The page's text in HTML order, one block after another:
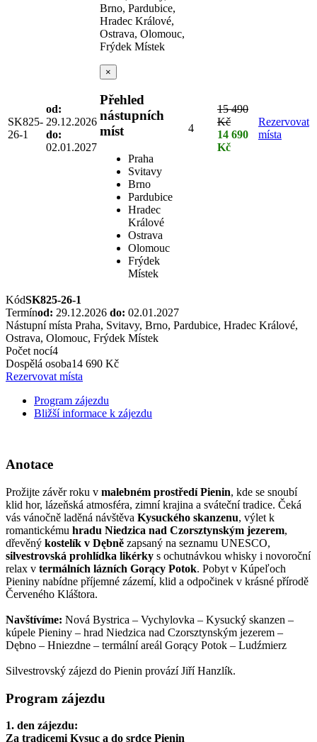
SK825-
26-1
od:
29.12.2026
do:
02.01.2027
Brno, Pardubice,
Hradec Králové,
Ostrava, Olomouc,
Frýdek Místek
×
Přehled
nástupních
míst
Praha
Svitavy
Brno
Pardubice
Hradec
Králové
Ostrava
Olomouc
Frýdek
Místek
4
15 490
Kč
14 690
Kč
Rezervovat
místa
KódSK825-26-1
Termínod: 29.12.2026 do: 02.01.2027
Nástupní místa Praha, Svitavy, Brno, Pardubice, Hradec Králové,
Ostrava, Olomouc, Frýdek Místek
Počet nocí4
Dospělá osoba14 690 Kč
Rezervovat místa
Program zájezdu
Bližší informace k zájezdu
Anotace
Prožijte závěr roku v malebném prostředí Pienin, kde se snoubí
klid hor, lázeňská atmosféra, zimní krajina a sváteční tradice. Čeká
vás vánočně laděná návštěva Kysuckého skanzenu, výlet k
romantickému hradu Niedzica nad Czorsztynským jezerem,
dřevěný kostelík v Dębně zapsaný na seznamu UNESCO,
silvestrovská prohlídka likérky s ochutnávkou whisky i novoroční
relax v termálních lázních Gorący Potok. Pobyt v Kúpeľoch
Pieniny nabídne příjemné zázemí, klid a odpočinek v krásné přírodě
Červeného Kláštora.
Navštívíme: Nová Bystrica – Vychylovka – Kysucký skanzen –
kúpele Pieniny – hrad Niedzica nad Czorsztynským jezerem –
Dębno – Hniezdne – termální areál Gorący Potok – Ludźmierz
Silvestrovský zájezd do Pienin provází Jiří Hanzlík.
Program zájezdu
1. den zájezdu:
Za tradicemi Kysuc a do srdce Pienin